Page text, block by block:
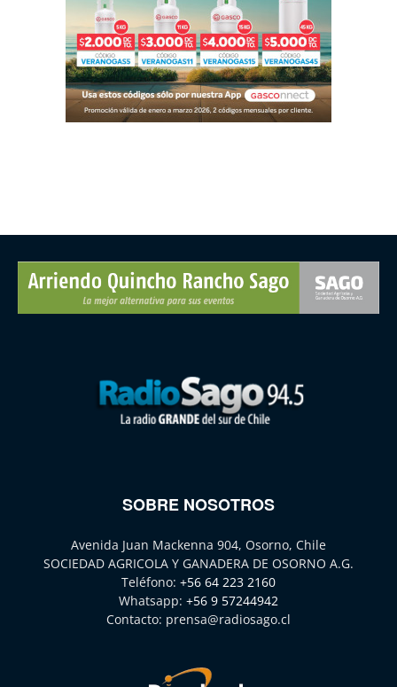
SOBRE NOSOTROS
Avenida Juan Mackenna 904, Osorno, Chile
SOCIEDAD AGRICOLA Y GANADERA DE OSORNO A.G.
Teléfono: +56 64 223 2160
Whatsapp: +56 9 57244942
Contacto: prensa@radiosago.cl